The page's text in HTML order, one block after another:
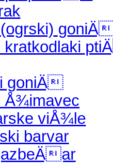
kratkodlaki
goniÄ
Å¾imavec
viÅ¾le
barvar